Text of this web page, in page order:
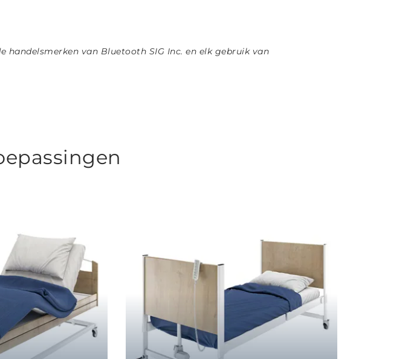
handelsmerken van Bluetooth SIG Inc. en elk gebruik van